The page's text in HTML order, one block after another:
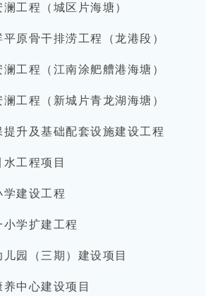
工程（城区片海塘）
原骨干排涝工程（龙港段）
工程（江南涂舥艚港海塘）
工程（新城片青龙湖海塘）
升及基础配套设施建设工程
工程项目
建设工程
学扩建工程
园（三期）建设项目
中心建设项目